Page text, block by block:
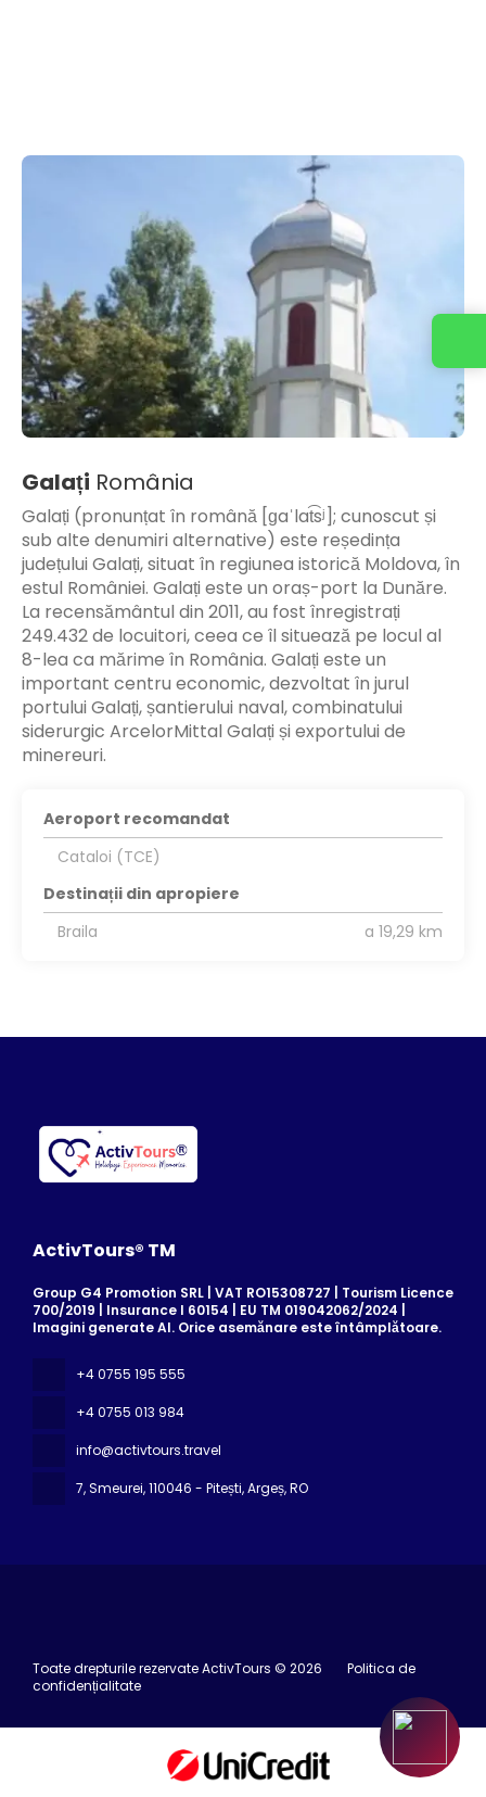
Galați România
Galați (pronunțat în română [ɡaˈlat͡sʲ]; cunoscut și
sub alte denumiri alternative) este reședința
județului Galați, situat în regiunea istorică Moldova, în
estul României. Galați este un oraș-port la Dunăre.
La recensământul din 2011, au fost înregistrați
249.432 de locuitori, ceea ce îl situează pe locul al
8-lea ca mărime în România. Galați este un
important centru economic, dezvoltat în jurul
portului Galați, șantierului naval, combinatului
siderurgic ArcelorMittal Galați și exportului de
minereuri.
Aeroport recomandat
Cataloi (TCE)
Destinații din apropiere
Braila
a 19,29 km
ActivTours® TM
Group G4 Promotion SRL | VAT RO15308727 | Tourism Licence
700/2019 | Insurance I 60154 | EU TM 019042062/2024 |
Imagini generate AI. Orice asemănare este întâmplătoare.
+4 0755 195 555
+4 0755 013 984
info@activtours.travel
7, Smeurei, 110046 - Pitești, Argeș, RO
Toate drepturile rezervate ActivTours © 2026
Politica de
confidențialitate